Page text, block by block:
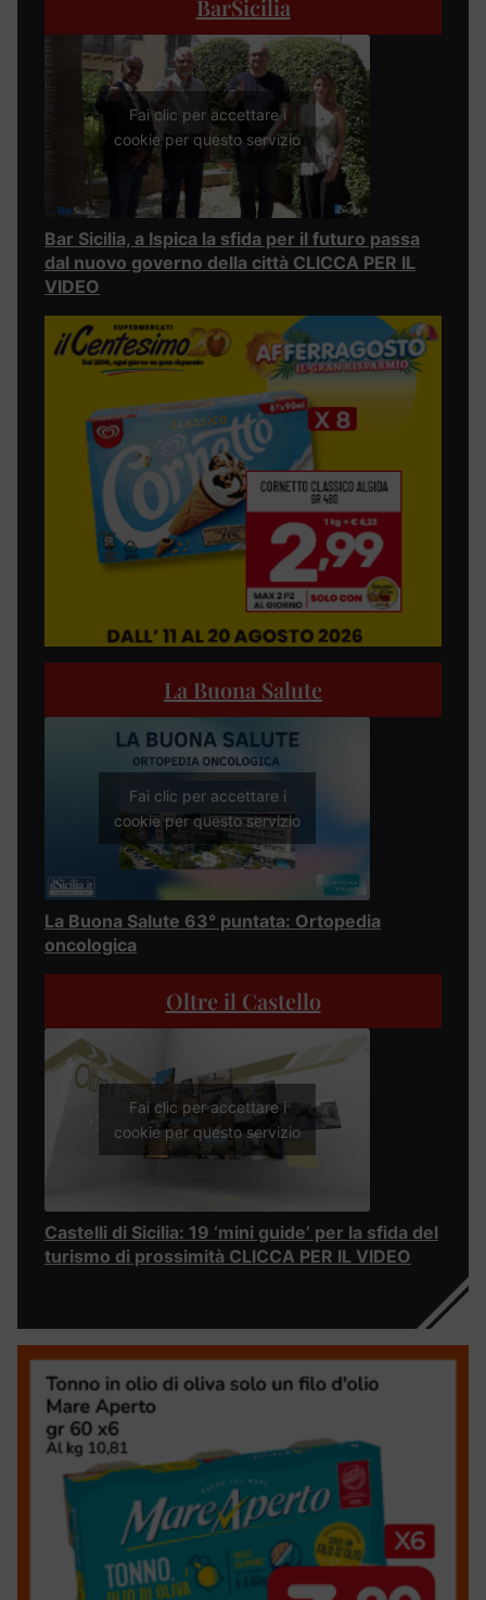
BarSicilia
Fai clic per accettare i
cookie per questo servizio
Bar Sicilia, a Ispica la sfida per il futuro passa
dal nuovo governo della città CLICCA PER IL
VIDEO
La Buona Salute
Fai clic per accettare i
cookie per questo servizio
La Buona Salute 63° puntata: Ortopedia
oncologica
Oltre il Castello
Fai clic per accettare i
cookie per questo servizio
Castelli di Sicilia: 19 ‘mini guide’ per la sfida del
turismo di prossimità CLICCA PER IL VIDEO